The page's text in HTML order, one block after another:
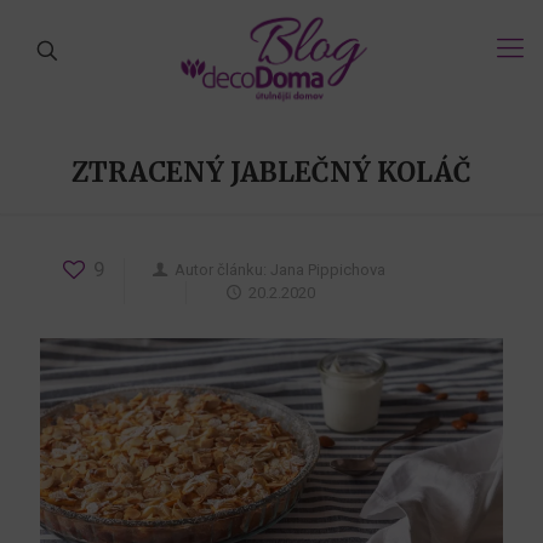
ZTRACENÝ JABLEČNÝ KOLÁČ
9 Autor článku: Jana Pippichova
20.2.2020